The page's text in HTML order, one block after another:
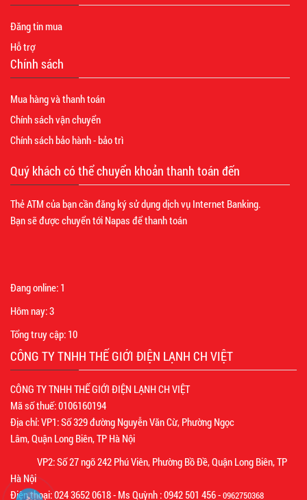
Đăng tin mua
Hỗ trợ
Chính sách
Mua hàng và thanh toán
Chính sách vận chuyển
Chính sách bảo hành - bảo trì
Quý khách có thể chuyển khoản thanh toán đến
Thẻ ATM của bạn cần đăng ký sử dụng dịch vụ Internet Banking.
Bạn sẽ được chuyển tới Napas để thanh toán
Đang online: 1
Hôm nay:3
Tổng truy cập: 10
CÔNG TY TNHH THẾ GIỚI ĐIỆN LẠNH CH VIỆT
CÔNG TY TNHH THẾ GIỚI ĐIỆN LẠNH CH VIỆT
Mã số thuế: 0106160194
Địa chỉ: VP1: Số 329 đường Nguyễn Văn Cừ, Phường Ngọc
Lâm, Quận Long Biên, TP Hà Nội
VP2: Số 27 ngõ 242 Phú Viên, Phường Bồ Đề, Quận Long Biên, TP
Hà Nội
Điện thoại: 024 3652 0618 - Ms Quỳnh : 0942 501 456 -0962750368